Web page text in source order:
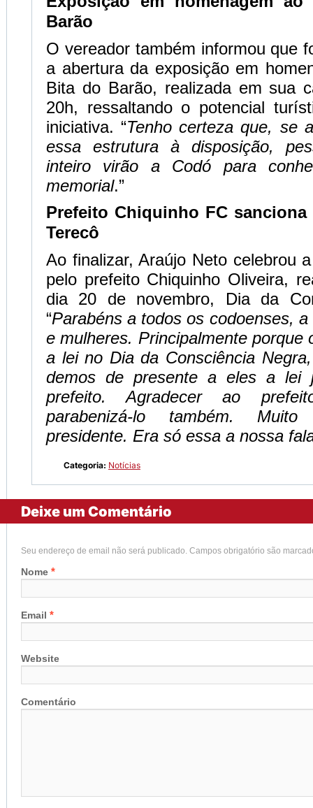
Barão
O vereador também informou que
a abertura da exposição em
Bita do Barão, realizada em sua
20h, ressaltando o potencial
iniciativa. “Tenho certeza que, se
essa estrutura à disposição,
inteiro virão a Codó para
memorial.”
Prefeito Chiquinho FC
Terecô
Ao finalizar, Araújo Neto celebrou
pelo prefeito Chiquinho Oliveira,
dia 20 de novembro, Dia da
“Parabéns a todos os codoenses,
e mulheres. Principalmente porque
a lei no Dia da Consciência
demos de presente a eles a lei
prefeito. Agradecer ao
parabenizá-lo também.
presidente. Era só essa a nossa
Categoria: Notícias
Deixe um Comentário
Seu endereço de email não será publicado. Campos obrigatório são
Nome *
Email *
Website
Comentário